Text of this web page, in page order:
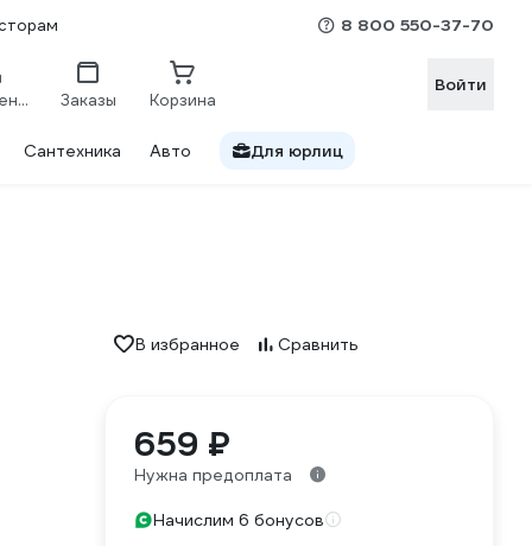
8 800 550-37-70
Сравнение Заказы Корзина
Войти
Сантехника Авто Для юрлиц
В избранное Сравнить
659 ₽
Нужна предоплата
Начислим 6 бонусов